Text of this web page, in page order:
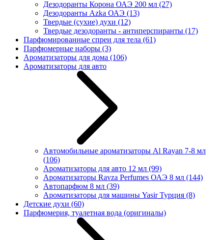
Дезодоранты Корона ОАЭ 200 мл (27)
Дезодоранты Azka ОАЭ (13)
Твердые (сухие) духи (12)
Твердые дезодоранты - антиперспиранты (17)
Парфюмированные спреи для тела (61)
Парфюмерные наборы (3)
Ароматизаторы для дома (106)
Ароматизаторы для авто
Автомобильные ароматизаторы Al Rayan 7-8 мл
(106)
Ароматизаторы для авто 12 мл (99)
Ароматизаторы Ravza Perfumes ОАЭ 8 мл (144)
Автопарфюм 8 мл (39)
Ароматизаторы для машины Yasir Турция (8)
Детские духи (60)
Парфюмерия, туалетная вода (оригиналы)